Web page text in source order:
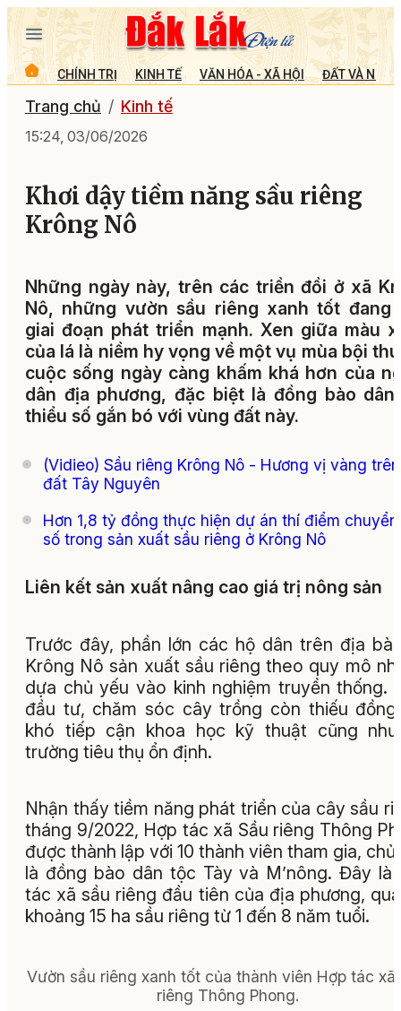
CHÍNH TRỊ KINH TẾ VĂN HÓA - XÃ HỘI ĐẤT VÀ
Trang chủ Kinh tế
15:24, 03/06/2026
Khơi dậy tiềm năng sầu riêng
Krông Nô
Những ngày này, trên các triền đồi ở xã
Nô, những vườn sầu riêng xanh tốt đang
giai đoạn phát triển mạnh. Xen giữa màu
của lá là niềm hy vọng về một vụ mùa bội
cuộc sống ngày càng khấm khá hơn của
dân địa phương, đặc biệt là đồng bào
thiểu số gắn bó với vùng đất này.
(Vidieo) Sầu riêng Krông Nô - Hương vị vàng trên
đất Tây Nguyên
Hơn 1,8 tỷ đồng thực hiện dự án thí điểm
số trong sản xuất sầu riêng ở Krông Nô
Liên kết sản xuất nâng cao giá trị nông sản
Trước đây, phần lớn các hộ dân trên địa
Krông Nô sản xuất sầu riêng theo quy mô
dựa chủ yếu vào kinh nghiệm truyền thống.
đầu tư, chăm sóc cây trồng còn thiếu
khó tiếp cận khoa học kỹ thuật cũng
trường tiêu thụ ổn định.
Nhận thấy tiềm năng phát triển của cây sầu
tháng 9/2022, Hợp tác xã Sầu riêng Thông
được thành lập với 10 thành viên tham gia, chủ
là đồng bào dân tộc Tày và M’nông. Đây là
tác xã sầu riêng đầu tiên của địa phương,
khoảng 15 ha sầu riêng từ 1 đến 8 năm tuổi.
Vườn sầu riêng xanh tốt của thành viên Hợp tác xã
riêng Thông Phong.